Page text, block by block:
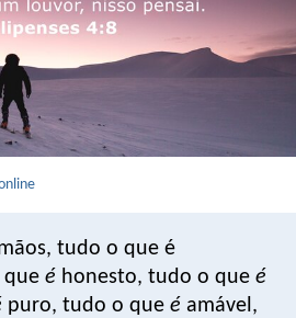
tudo o que é
é honesto, tudo o que é
puro, tudo o que é amável,